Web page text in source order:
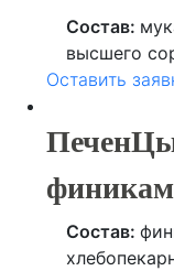
Состав:
высшего
Оставить
Состав: